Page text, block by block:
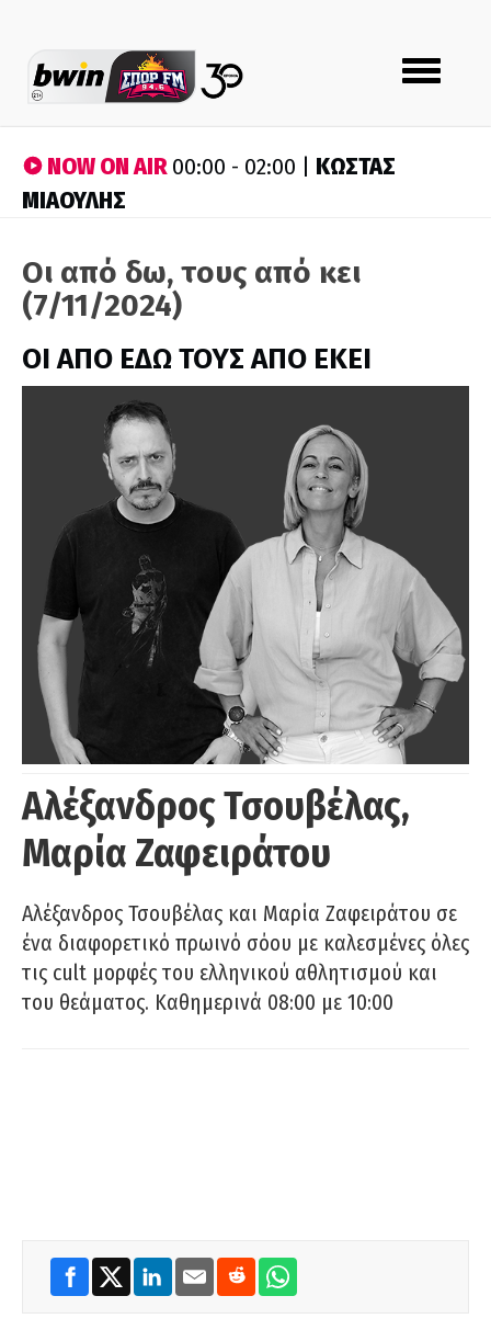
Toggle
navigation
NOW ON AIR00:00 - 02:00 | ΚΩΣΤΑΣ
ΜΙΑΟΥΛΗΣ
Οι από δω, τους από κει
(7/11/2024)
ΟΙ ΑΠΟ ΕΔΩ ΤΟΥΣ ΑΠΟ ΕΚΕΙ
Αλέξανδρος Τσουβέλας,
Μαρία Ζαφειράτου
Αλέξανδρος Τσουβέλας και Μαρία Ζαφειράτου σε
ένα διαφορετικό πρωινό σόου με καλεσμένες όλες
τις cult μορφές του ελληνικού αθλητισμού και
του θεάματος. Καθημερινά 08:00 με 10:00